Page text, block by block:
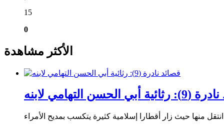
15
0
الأكثر مشاهدة
أبي الحسن التهامي لابنه